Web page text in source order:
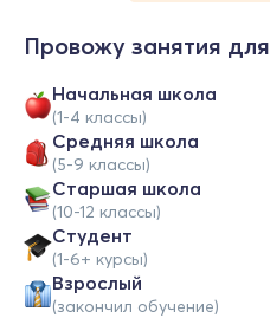
Провожу занятия для
Начальная школа
(1-4 классы)
Средняя школа
(5-9 классы)
Cтаршая школа
(10-12 классы)
Студент
(1-6+ курсы)
Взрослый
(закончил обучение)